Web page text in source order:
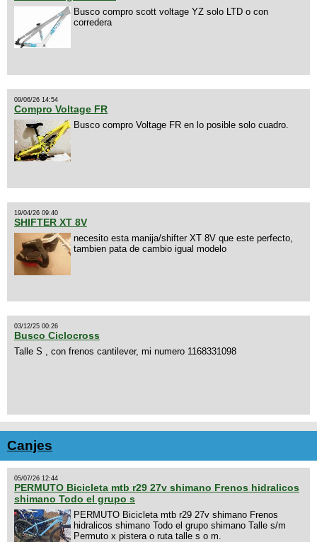
Busco compro scott voltage YZ solo LTD o con
corredera
09/06/26 14:54
Compro Voltage FR
Busco compro Voltage FR en lo posible solo cuadro.
19/04/26 09:40
SHIFTER XT 8V
necesito esta manija/shifter XT 8V que este perfecto,
tambien pata de cambio igual modelo
03/12/25 00:26
Busco Ciclocross
Talle S , con frenos cantilever, mi numero 1168331098
Canjes
05/07/26 12:44
PERMUTO Bicicleta mtb r29 27v shimano Frenos hidralicos
shimano Todo el grupo s
PERMUTO Bicicleta mtb r29 27v shimano Frenos
hidralicos shimano Todo el grupo shimano Talle s/m
Permuto x pistera o ruta talle s o m.